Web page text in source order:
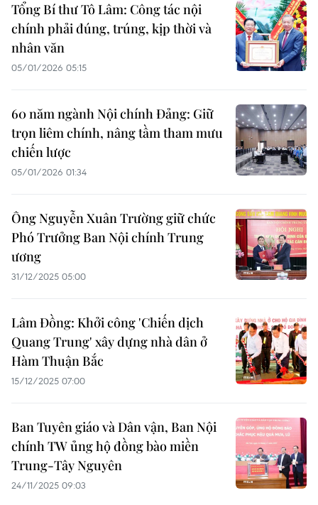
Tổng Bí thư Tô Lâm: Công tác nội
chính phải đúng, trúng, kịp thời và
nhân văn
05/01/2026 05:15
60 năm ngành Nội chính Đảng: Giữ
trọn liêm chính, nâng tầm tham mưu
chiến lược
05/01/2026 01:34
Ông Nguyễn Xuân Trường giữ chức
Phó Trưởng Ban Nội chính Trung
ương
31/12/2025 05:00
Lâm Đồng: Khởi công 'Chiến dịch
Quang Trung' xây dựng nhà dân ở
Hàm Thuận Bắc
15/12/2025 07:00
Ban Tuyên giáo và Dân vận, Ban Nội
chính TW ủng hộ đồng bào miền
Trung-Tây Nguyên
24/11/2025 09:03